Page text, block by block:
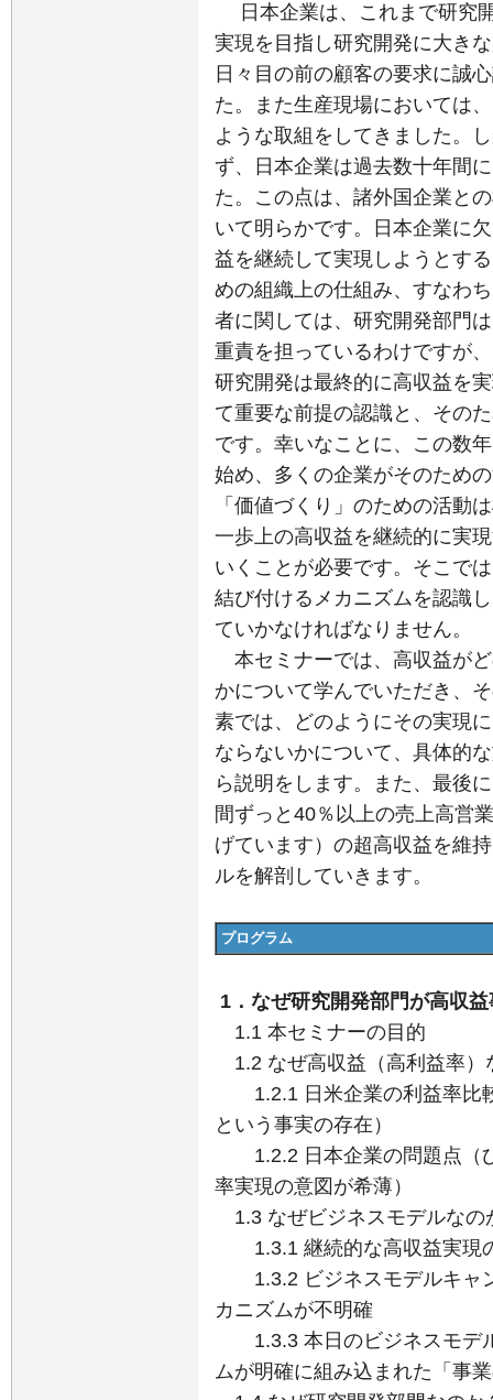
日本企業は、これまで研究
実現を目指し研究開発に大き
日々目の前の顧客の要求に誠
た。また生産現場においては
ような取組をしてきました。
ず、日本企業は過去数十年間
た。この点は、諸外国企業と
いて明らかです。日本企業に
益を継続して実現しようとす
めの組織上の仕組み、すなわ
者に関しては、研究開発部門
重責を担っているわけですが
研究開発は最終的に高収益を
て重要な前提の認識と、その
です。幸いなことに、この数
始め、多くの企業がそのため
「価値づくり」のための活動
一歩上の高収益を継続的に実
いくことが必要です。そこで
結び付けるメカニズムを認識
ていかなければなりません。
本セミナーでは、高収益が
かについて学んでいただき、
素では、どのようにその実現
ならないかについて、具体的
ら説明をします。また、最後
間ずっと40％以上の売上高営
げています）の超高収益を維
ルを解剖していきます。
プログラム
1．なぜ研究開発部門が高収
1.1 本セミナーの目的
1.2 なぜ高収益（高利益率）
1.2.1 日米企業の利益率比
という事実の存在）
1.2.2 日本企業の問題点（
率実現の意図が希薄）
1.3 なぜビジネスモデルなの
1.3.1 継続的な高収益実現
1.3.2 ビジネスモデルキャ
カニズムが不明確
1.3.3 本日のビジネスモデ
ムが明確に組み込まれた「事